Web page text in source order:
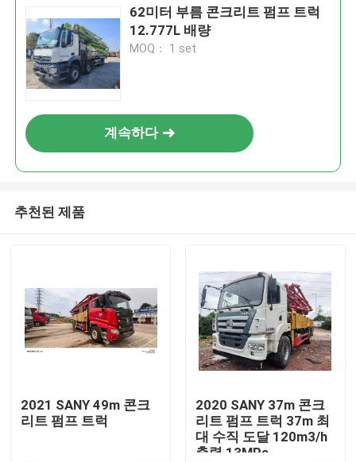
62미터 부름 콘크리트 펌프 트럭
12.777L 배량
MOQ： 1 set
계속하다
추천된 제품
2021 SANY 49m 콘크
리트 펌프 트럭
2020 SANY 37m 콘크
리트 펌프 트럭 37m 최
대 수직 도달 120m3/h
출력 13MPa